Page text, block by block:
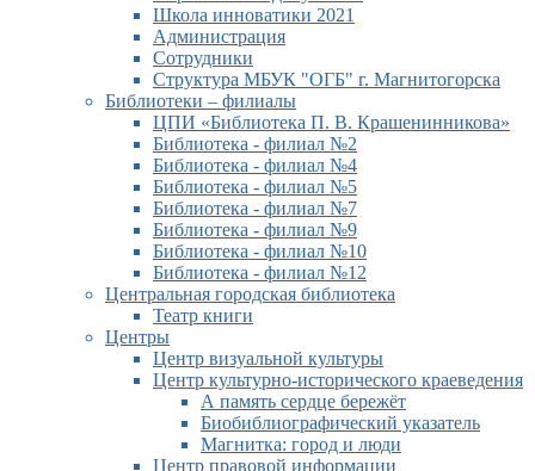
Школа инноватики 2021
Администрация
Сотрудники
Структура МБУК "ОГБ" г. Магнитогорска
Библиотеки – филиалы
ЦПИ «Библиотека П. В. Крашенинникова»
Библиотека - филиал №2
Библиотека - филиал №4
Библиотека - филиал №5
Библиотека - филиал №7
Библиотека - филиал №9
Библиотека - филиал №10
Библиотека - филиал №12
Центральная городская библиотека
Театр книги
Центры
Центр визуальной культуры
Центр культурно-исторического краеведения
А память сердце бережёт
Биобиблиографический указатель
Магнитка: город и люди
Центр правовой информации